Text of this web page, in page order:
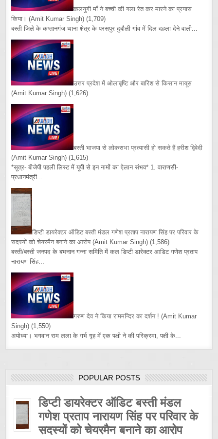
कलयुगी माँ ने बच्ची की गला रेत कर मारने का प्रयास
किया। (Amit Kumar Singh) (1,709)
बस्ती जिले के कप्तानगंज थाना क्षेत्र के परसपुर दुबौली गांव में दिल दहला देने वाली...
उत्तर प्रदेश में ओलाबृष्टि और बारिश से किसान मायूस
(Amit Kumar Singh) (1,626)
बस्ती भाजपा से लोकसभा प्रत्यासी हो सकते हैं हरीश द्विवेदी
(Amit Kumar Singh) (1,615)
*सूत्र- बीजेपी पहली लिस्ट में यूपी से इन नामों का ऐलान संभव* 1. वाराणसी-
प्रधानमंत्री...
डिप्टी डायरेक्टर ऑडिट बस्ती मंडल गणेश प्रताप नारायण सिंह पर परिवार के
सदस्यों को चेयरमैन बनाने का आरोप (Amit Kumar Singh) (1,586)
बस्ती/बस्ती जनपद के बभनान गन्ना समिति में कल डिप्टी डारेक्टर आडिट गणेश प्रताप
नारायण सिंह...
गरुण देव ने किया राममन्दिर का दर्शन ! (Amit Kumar
Singh) (1,550)
अयोध्या। भगवान राम लला के गर्भ गृह में एक पक्षी ने की परिक्रमा, पक्षी के...
POPULAR POSTS
डिप्टी डायरेक्टर ऑडिट बस्ती मंडल
गणेश प्रताप नारायण सिंह पर परिवार के
सदस्यों को चेयरमैन बनाने का आरोप